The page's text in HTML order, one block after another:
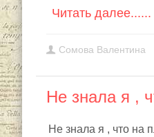
Читать далее......
Сомовa Валентина
Не знала я ,
Не знала я , что на